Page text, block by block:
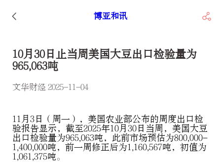
博亚和讯
10月30日止当周美国大豆出口检验量为
965,063吨
文华财经 2025-11-04
11月3日（周一），美国农业部公布的周度出口检
验报告显示，截至2025年10月30日当周，美国大豆
出口检验量为965,063吨，此前市场预估为800,000-
1,400,000吨，前一周修正后为1,160,567吨，初值为
1,061,375吨。